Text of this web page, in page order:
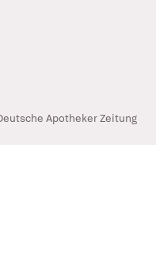
Apotheker Zeitung